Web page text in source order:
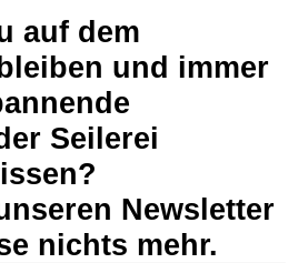
auf dem
und immer
Seilerei
Newsletter
nichts mehr.